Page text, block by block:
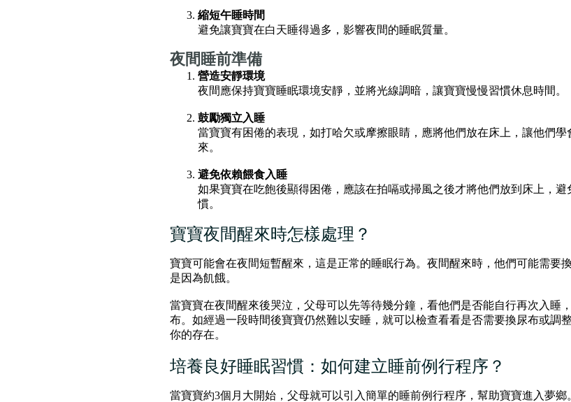
縮短午睡時間
避免讓寶寶在白天睡得過多，影響夜間的睡眠質量。
夜間睡前準備
營造安靜環境
夜間應保持寶寶睡眠環境安靜，並將光線調暗，讓寶寶慢慢習慣休息時間。
鼓勵獨立入睡
當寶寶有困倦的表現，如打哈欠或摩擦眼睛，應將他們放在床上，讓他們
來。
避免依賴餵食入睡
如果寶寶在吃飽後顯得困倦，應該在拍嗝或掃風之後才將他們放到床上，
慣。
寶寶夜間醒來時怎樣處理？
寶寶可能會在夜間短暫醒來，這是正常的睡眠行為。夜間醒來時，他們可能需要
是因為飢餓。
當寶寶在夜間醒來後哭泣，父母可以先等待幾分鐘，看他們是否能自行再次入睡
布。如經過一段時間後寶寶仍然難以安睡，就可以檢查看看是否需要換尿布或調
你的存在。
培養良好睡眠習慣：如何建立睡前例行程序？
當寶寶約3個月大開始，父母就可以引入簡單的睡前例行程序，幫助寶寶進入夢鄉